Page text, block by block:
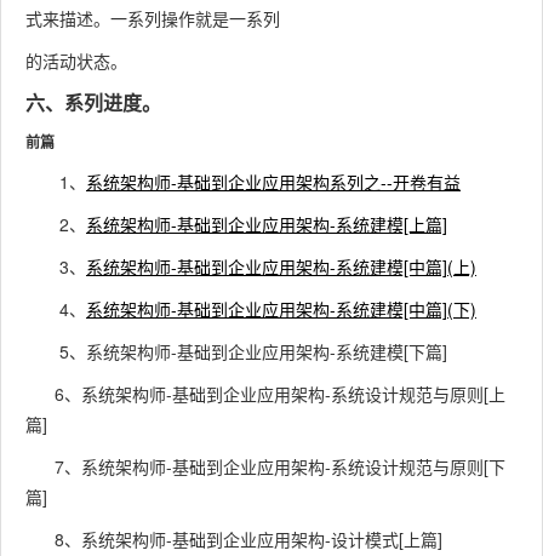
式来描述。一系列操作就是一系列
的活动状态。
六、系列进度。
前篇
1、 系统架构师-基础到企业应用架构系列之--开卷有益
2、 系统架构师-基础到企业应用架构-系统建模[上篇]
3、 系统架构师-基础到企业应用架构-系统建模[中篇](上)
4、 系统架构师-基础到企业应用架构-系统建模[中篇](下)
5、系统架构师-基础到企业应用架构-系统建模[下篇]
6、系统架构师-基础到企业应用架构-系统设计规范与原则[上
篇]
7、系统架构师-基础到企业应用架构-系统设计规范与原则[下
篇]
8、系统架构师-基础到企业应用架构-设计模式[上篇]